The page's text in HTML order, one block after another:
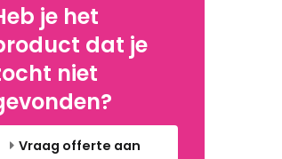
je het
dat je
niet
Vraag offerte aan